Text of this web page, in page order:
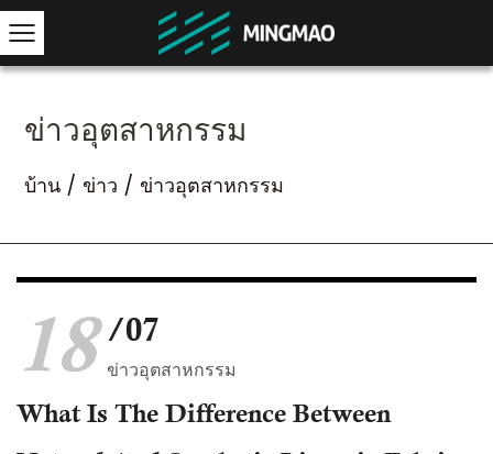
ข่าวอุตสาหกรรม
บ้าน / ข่าว / ข่าวอุตสาหกรรม
18 /07
ข่าวอุตสาหกรรม
What Is The Difference Between